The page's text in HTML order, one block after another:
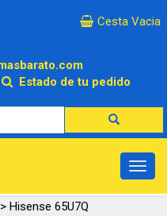
×
Cesta Vacia
Estado de tu pedido
Hisense 65U7Q